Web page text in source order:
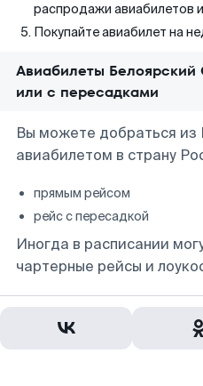
распродажи авиабилетов
Покупайте авиабилет на
Авиабилеты Белоярский
или с пересадками
Вы можете добраться из
авиабилетом в страну
прямым рейсом
рейс с пересадкой
Иногда в расписании
чартерные рейсы и